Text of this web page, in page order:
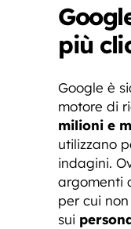
più
Google è
motore di
milioni e
utilizzano
indagini.
argomenti
per cui
sui